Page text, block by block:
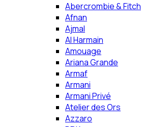
Abercrombie & Fitch
Afnan
Ajmal
Al Harmain
Amouage
Ariana Grande
Armaf
Armani
Armani Privé
Atelier des Ors
Azzaro